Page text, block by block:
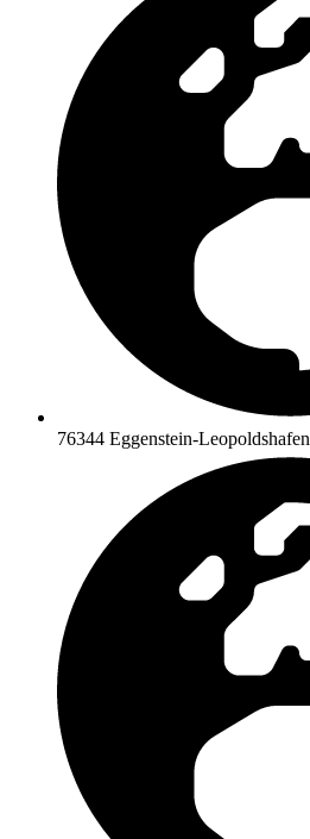
76344 Eggenstein-Leopoldshafen